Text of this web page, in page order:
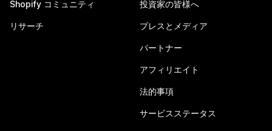
Shopify コミュニティ
リサーチ
投資家の皆様へ
プレスとメディア
パートナー
アフィリエイト
法的事項
サービスステータス